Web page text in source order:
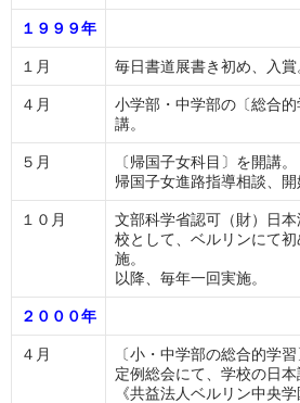
１９９９年
１月 毎日書道展書き初め、入賞
４月
小学部・中学部の〔総合
講。
５月
〔帰国子女科目〕を開講。
帰国子女進路指導相談、開
１０月
文部科学省認可（財）日
校として、ベルリンにて
施。
以降、毎年一回実施。
２０００年
４月
〔小・中学部の総合的学
定例総会にて、学校の日本
《共益法人ベルリン中央学